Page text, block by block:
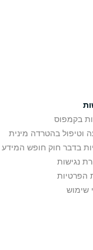
בקמפוס
וטיפול בהטרדה מינית
בדבר חוק חופש המידע
נגישות
הפרטיות
שימוש